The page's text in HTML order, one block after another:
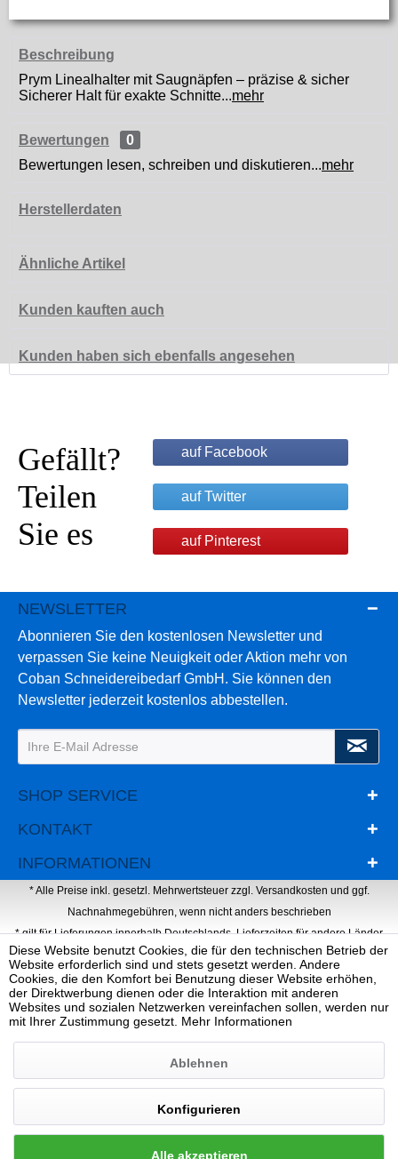
Beschreibung
Prym Linealhalter mit Saugnäpfen – präzise & sicher
Sicherer Halt für exakte Schnitte...mehr
Bewertungen
0
Bewertungen lesen, schreiben und diskutieren...mehr
Herstellerdaten
Ähnliche Artikel
Kunden kauften auch
Kunden haben sich ebenfalls angesehen
Gefällt?
Teilen
Sie es
auf Facebook
auf Twitter
auf Pinterest
NEWSLETTER
Abonnieren Sie den kostenlosen Newsletter und
verpassen Sie keine Neuigkeit oder Aktion mehr von
Coban Schneidereibedarf GmbH. Sie können den
Newsletter jederzeit kostenlos abbestellen.
SHOP SERVICE
KONTAKT
INFORMATIONEN
* Alle Preise inkl. gesetzl. Mehrwertsteuer zzgl. Versandkosten und ggf.
Nachnahmegebühren, wenn nicht anders beschrieben
* gilt für Lieferungen innerhalb Deutschlands, Lieferzeiten für andere Länder
entnehmen Sie bitte der Schaltfläche mit den Versandinformationen
Webdesign, Programmierung & Marketing von Ihrer Werbeagentur Dietz
Diese Website benutzt Cookies, die für den technischen Betrieb der
Website erforderlich sind und stets gesetzt werden. Andere
Cookies, die den Komfort bei Benutzung dieser Website erhöhen,
der Direktwerbung dienen oder die Interaktion mit anderen
Websites und sozialen Netzwerken vereinfachen sollen, werden nur
mit Ihrer Zustimmung gesetzt. Mehr Informationen
Ablehnen
Alle akzeptieren
Konfigurieren